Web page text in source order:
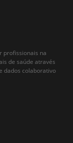
profissionais na
de saúde através
dados colaborativo